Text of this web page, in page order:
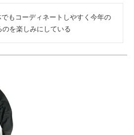
もコーディネートしやすく今年の
を楽しみにしている